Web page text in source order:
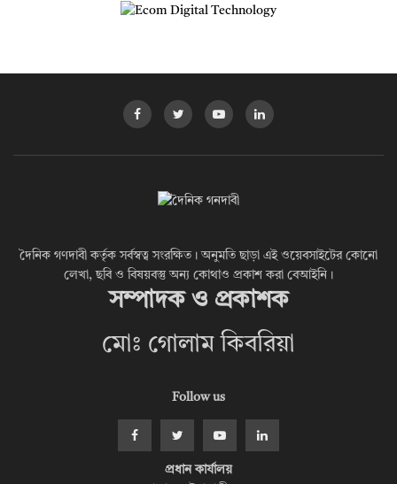
দৈনিক গণদাবী কর্তৃক সর্বস্বত্ব সংরক্ষিত। অনুমতি ছাড়া এই ওয়েবসাইটের কোনো
লেখা, ছবি ও বিষয়বস্তু অন্য কোথাও প্রকাশ করা বেআইনি।
সম্পাদক ও প্রকাশক
মোঃ গোলাম কিবরিয়া
Follow us
প্রধান কার্যালয়